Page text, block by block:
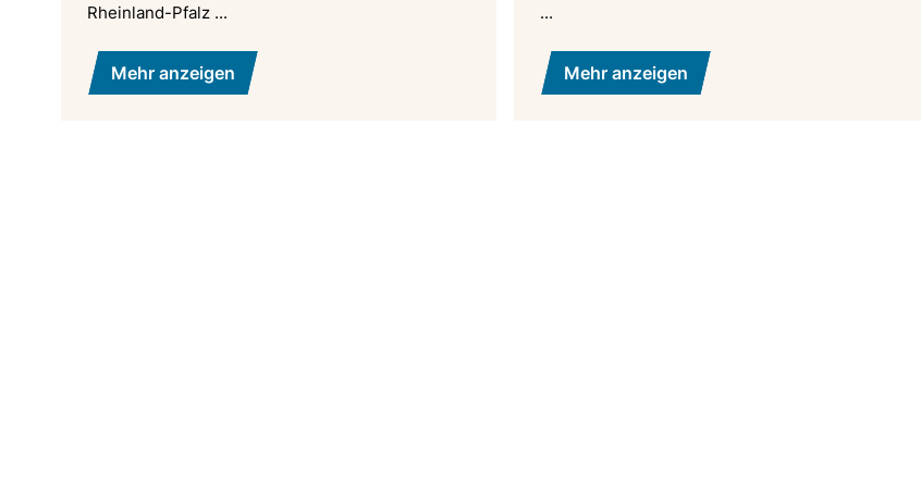
Rheinland-Pfalz ...
Mehr anzeigen
...
Mehr anzeigen